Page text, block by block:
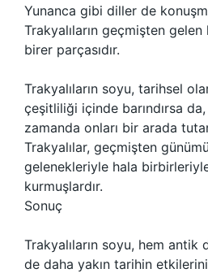
Yunanca gibi diller de
Trakyalıların geçmişten gelen
birer parçasıdır.
Trakyalıların soyu, tarihsel
çeşitliliği içinde barındırsa
zamanda onları bir arada
Trakyalılar, geçmişten
gelenekleriyle hala
kurmuşlardır.
Sonuç
Trakyalıların soyu, hem antik
de daha yakın tarihin